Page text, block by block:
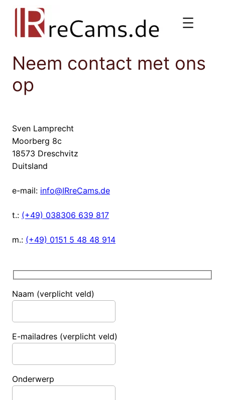
Neem contact met ons
op
Sven Lamprecht
Moorberg 8c
18573 Dreschvitz
Duitsland
e-mail: info@IRreCams.de
t.: (+49) 038306 639 817
m.: (+49) 0151 5 48 48 914
Naam (verplicht veld)
E-mailadres (verplicht veld)
Onderwerp